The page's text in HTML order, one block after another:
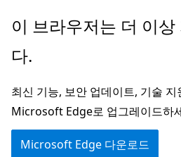
주
콘
츠
로
건
이 브라우저는 더 이
다.
최신 기능, 보안 업데이트, 기술 지
Microsoft Edge로 업그레이드하
Microsoft Edge 다운로드